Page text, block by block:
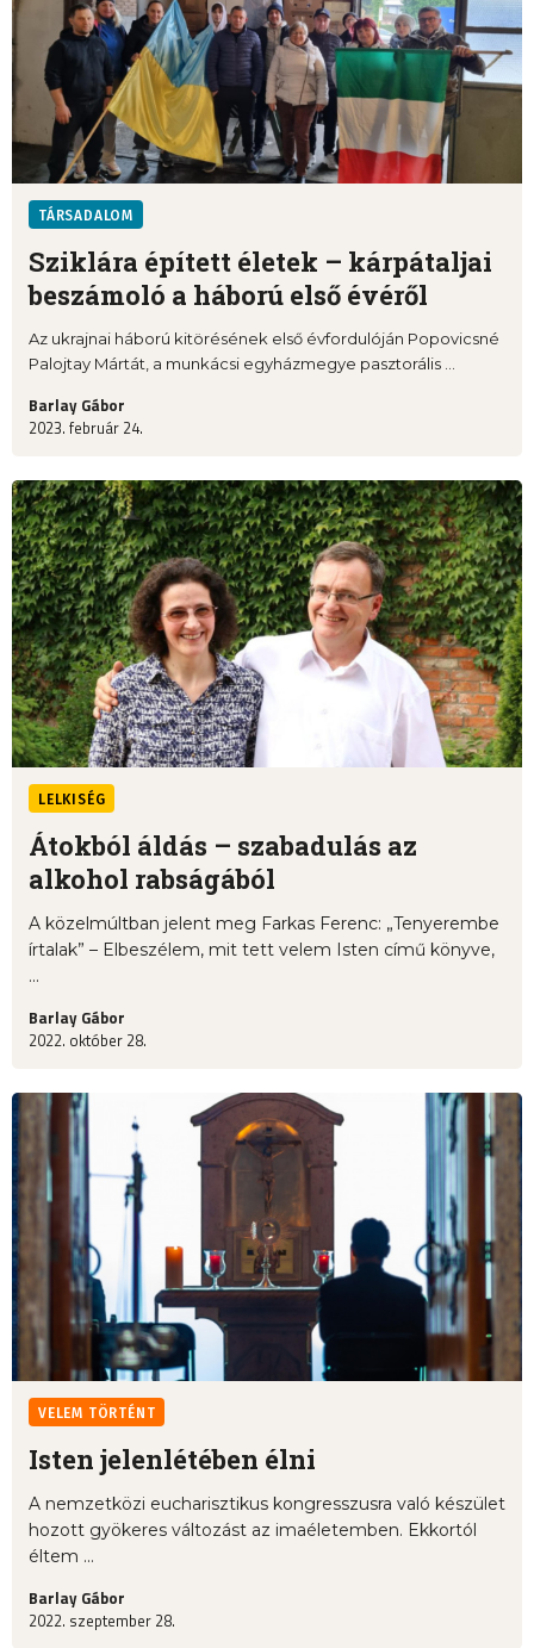
TÁRSADALOM
Sziklára épített életek – kárpátaljai
beszámoló a háború első évéről
Az ukrajnai háború kitörésének első évfordulóján Popovicsné
Palojtay Mártát, a munkácsi egyházmegye pasztorális ...
Barlay Gábor
2023. február 24.
LELKISÉG
Átokból áldás – szabadulás az
alkohol rabságából
A közelmúltban jelent meg Farkas Ferenc: „Tenyerembe
írtalak” – Elbeszélem, mit tett velem Isten című könyve,
...
Barlay Gábor
2022. október 28.
VELEM TÖRTÉNT
Isten jelenlétében élni
A nemzetközi eucharisztikus kongresszusra való készület
hozott gyökeres változást az imaéletemben. Ekkortól
éltem ...
Barlay Gábor
2022. szeptember 28.